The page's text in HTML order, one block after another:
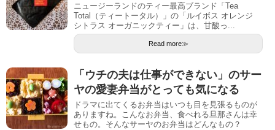
ニュージーランドのティー最高ブランド「Tea
Total（ティートータル）」の「ルイボス オレンジ
シトラス オーガニックティー」は、甘酸っ...
Read more≫
「ウチの夫は仕事ができない」のサー
ヤの愛妻弁当がとっても気になる
ドラマに出てくるお弁当はいつも目を見張るものが
ありますね。こんなお弁当、食べれる旦那さんは幸
せもの。そんなサーヤのお弁当はどんなもの？